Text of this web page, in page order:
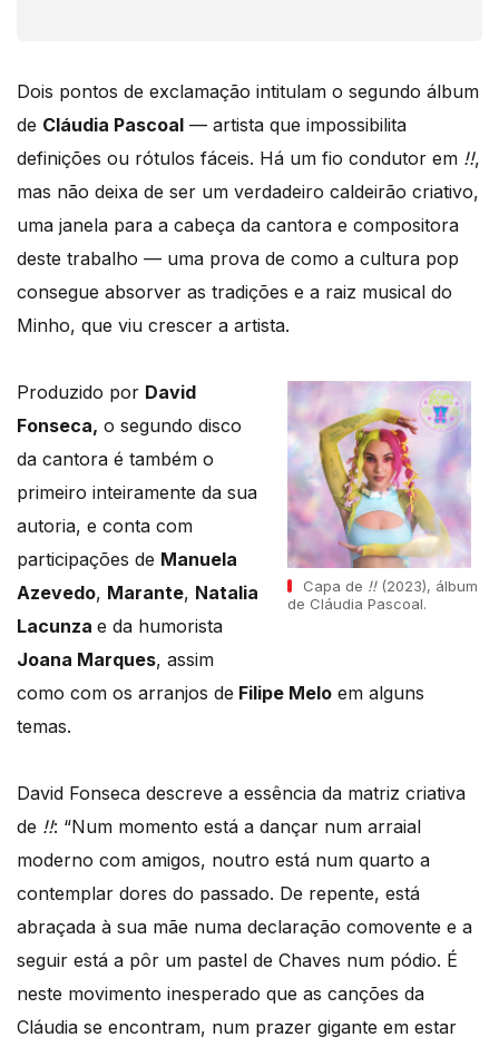
Dois pontos de exclamação intitulam o segundo álbum
de Cláudia Pascoal — artista que impossibilita
definições ou rótulos fáceis. Há um fio condutor em !!,
mas não deixa de ser um verdadeiro caldeirão criativo,
uma janela para a cabeça da cantora e compositora
deste trabalho — uma prova de como a cultura pop
consegue absorver as tradições e a raiz musical do
Minho, que viu crescer a artista.
Capa de !!(2023), álbum
de Cláudia Pascoal.
Produzido por David
Fonseca, o segundo disco
da cantora é também o
primeiro inteiramente da sua
autoria, e conta com
participações de Manuela
Azevedo, Marante, Natalia
Lacunza e da humorista
Joana Marques, assim
como com os arranjos de Filipe Melo em alguns
temas.
David Fonseca descreve a essência da matriz criativa
de !!: “Num momento está a dançar num arraial
moderno com amigos, noutro está num quarto a
contemplar dores do passado. De repente, está
abraçada à sua mãe numa declaração comovente e a
seguir está a pôr um pastel de Chaves num pódio. É
neste movimento inesperado que as canções da
Cláudia se encontram, num prazer gigante em estar